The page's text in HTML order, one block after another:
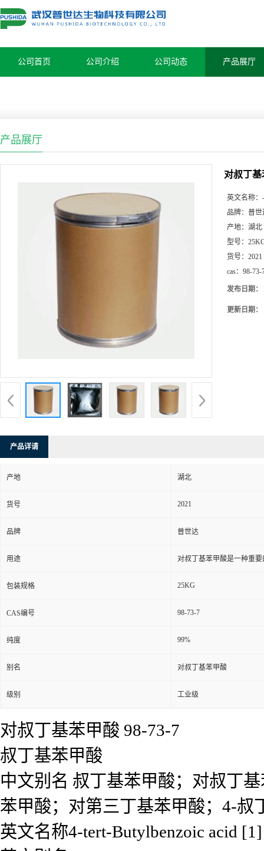
公司首页 公司介绍 公司动态 产品展厅
产品展厅
对叔丁
英文名称：
品牌： 普世
产地： 湖北
型号：
货号： 2021
cas： 98-73-
发布日期：
更新日期：
产品详请
产地 湖北
货号 2021
品牌 普世达
用途 对叔丁基苯甲酸是一种重
包装规格 25KG
CAS编号 98-73-7
纯度 99%
别名 对叔丁基苯甲酸
级别 工业级
对叔丁基苯甲酸 98-73-7
叔丁基苯甲酸
中文别名 叔丁基苯甲酸；对叔丁
苯甲酸；对第三丁基苯甲酸；4-叔
英文名称4-tert-Butylbenzoic acid [1]